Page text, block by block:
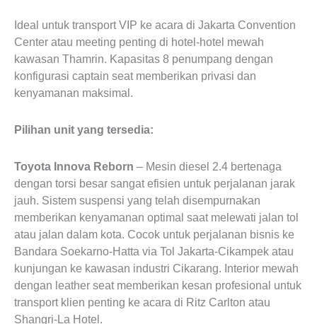
Ideal untuk transport VIP ke acara di Jakarta Convention
Center atau meeting penting di hotel-hotel mewah
kawasan Thamrin. Kapasitas 8 penumpang dengan
konfigurasi captain seat memberikan privasi dan
kenyamanan maksimal.
Pilihan unit yang tersedia:
Toyota Innova Reborn – Mesin diesel 2.4 bertenaga
dengan torsi besar sangat efisien untuk perjalanan jarak
jauh. Sistem suspensi yang telah disempurnakan
memberikan kenyamanan optimal saat melewati jalan tol
atau jalan dalam kota. Cocok untuk perjalanan bisnis ke
Bandara Soekarno-Hatta via Tol Jakarta-Cikampek atau
kunjungan ke kawasan industri Cikarang. Interior mewah
dengan leather seat memberikan kesan profesional untuk
transport klien penting ke acara di Ritz Carlton atau
Shangri-La Hotel.